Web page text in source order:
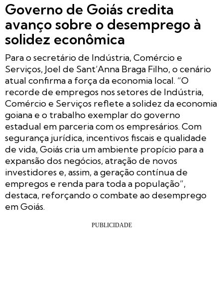
Governo de Goiás credita
avanço sobre o desemprego à
solidez econômica
Para o secretário de Indústria, Comércio e
Serviços, Joel de Sant’Anna Braga Filho, o cenário
atual confirma a força da economia local. “O
recorde de empregos nos setores de Indústria,
Comércio e Serviços reflete a solidez da economia
goiana e o trabalho exemplar do governo
estadual em parceria com os empresários. Com
segurança jurídica, incentivos fiscais e qualidade
de vida, Goiás cria um ambiente propício para a
expansão dos negócios, atração de novos
investidores e, assim, a geração contínua de
empregos e renda para toda a população”,
destaca, reforçando o combate ao desemprego
em Goiás.